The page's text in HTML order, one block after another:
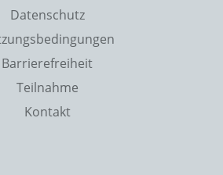
Datenschutz
Barrierefreiheit
Teilnahme
Kontakt